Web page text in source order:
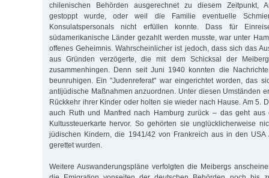
chilenischen Behörden ausgerechnet zu diesem Zeitpunkt,
gestoppt wurde, oder weil die Familie eventuelle
Konsulatspersonals nicht erfüllen konnte. Dass für
südamerikanische Länder gezahlt werden musste, war unter
offenes Geheimnis. Wahrscheinlicher ist jedoch, dass sich das
aus Gründen verzögerte, die mit dem Schicksal der
zusammenhingen. Denn seit Juni 1940 konnten die
beunruhigen. Ein "Judenreferat" war eingerichtet worden, das
antijüdische Maßnahmen anzuordnen. Unter diesen Umständen
Rückkehr ihrer Kinder oder holten sie wieder nach Hause. Am 5.
auch Ruth und Manfred nach Hamburg zurück – das geht aus
Kultussteuerkarte hervor. So gehörten sie unglücklicherweise
jüdischen Kindern, die 1941/42 von Frankreich aus in den USA
gerettet wurden.
Weitere Auswanderungspläne verfolgten die Meibergs